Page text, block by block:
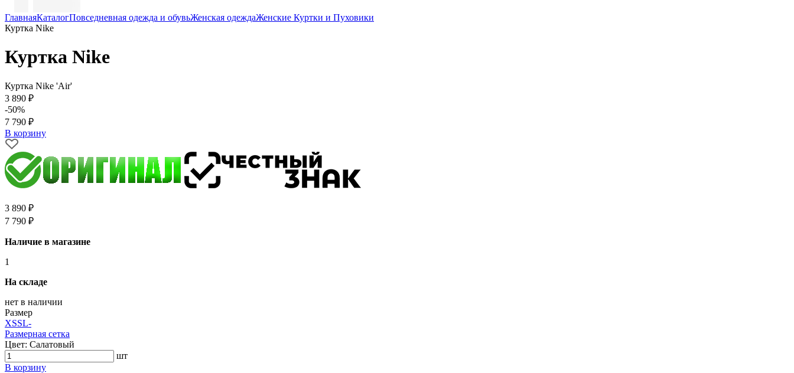
ГлавнаяКаталогПовседневная одежда и обувьЖенская одеждаЖенские Куртки и Пуховики
Куртка Nike
Куртка Nike
Куртка Nike 'Air'
3 890 ₽
-50%
7 790 ₽
В корзину
3 890 ₽
7 790 ₽
Наличие в магазине
1
На складе
нет в наличии
Размер
XSSL-
Размерная сетка
Цвет: Салатовый
шт
В корзину